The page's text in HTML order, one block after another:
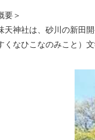
要＞
天神社は、砂川の新田
くなひこなのみこと）